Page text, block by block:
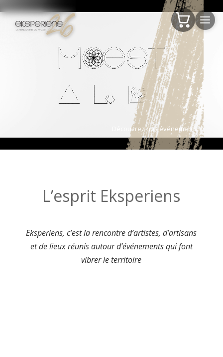
Découvrez nos événements >
L’esprit Eksperiens
Eksperiens, c’est la rencontre d’artistes, d’artisans
et de lieux réunis autour d’événements qui font
vibrer le territoire